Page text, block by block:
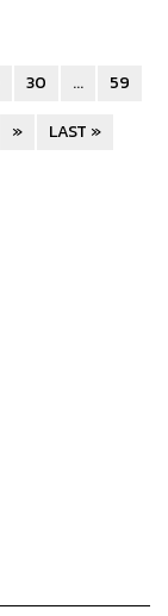
30 ...
59
» LAST »